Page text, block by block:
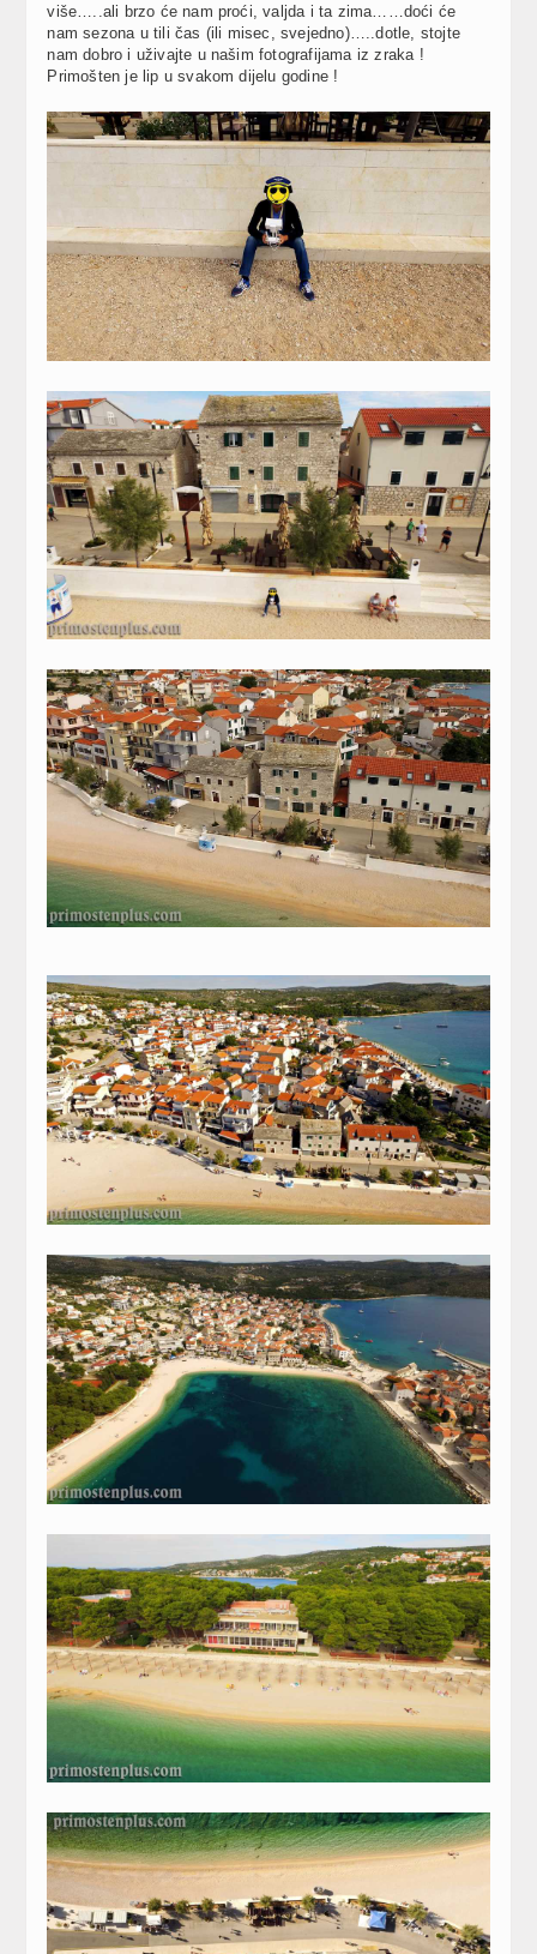
više…..ali brzo će nam proći, valjda i ta zima……doći će
nam sezona u tili čas (ili misec, svejedno)…..dotle, stojte
nam dobro i uživajte u našim fotografijama iz zraka !
Primošten je lip u svakom dijelu godine !